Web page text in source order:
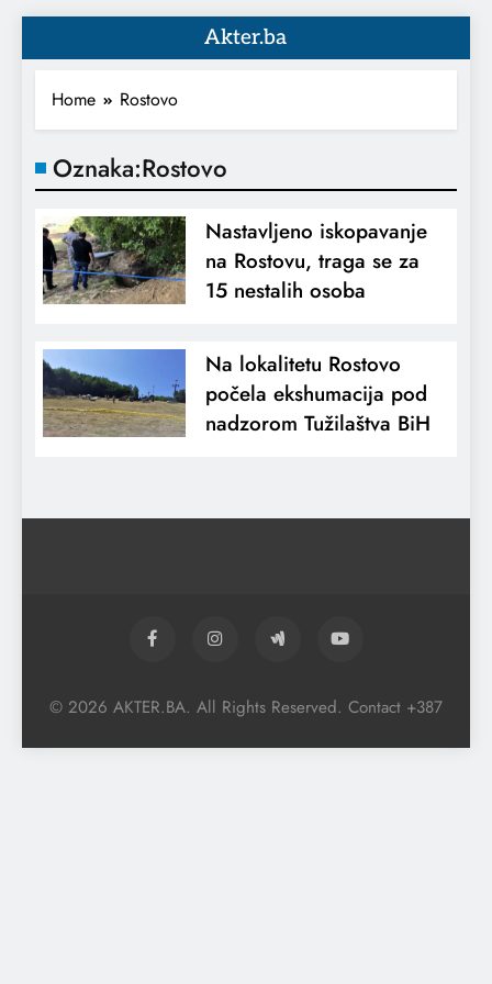
Akter.ba
Home Rostovo
Oznaka:Rostovo
Nastavljeno iskopavanje
na Rostovu, traga se za
15 nestalih osoba
Na lokalitetu Rostovo
počela ekshumacija pod
nadzorom Tužilaštva BiH
© 2026 AKTER.BA. All Rights Reserved. Contact +387